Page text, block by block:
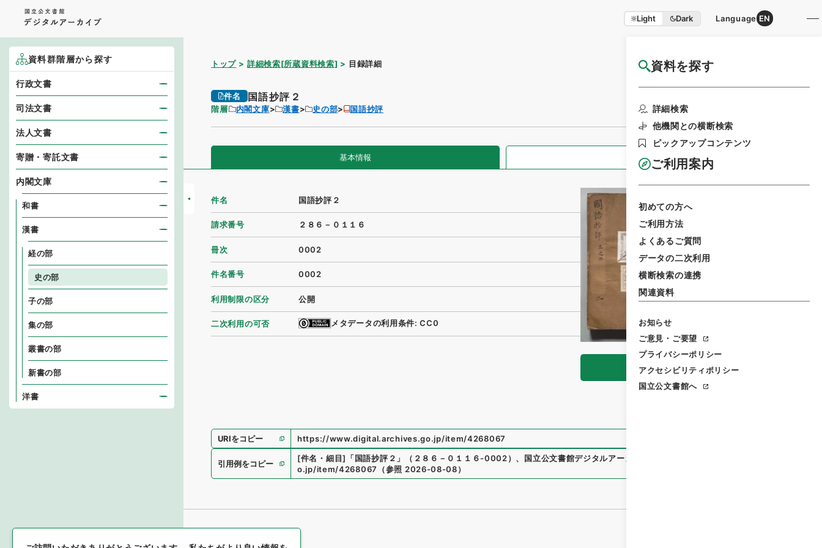
Light Dark Language EN
資料を探す
詳細検索
他機関との横断検索
ピックアップコンテンツ
ご利用案内
初めての方へ
ご利用方法
よくあるご質問
データの二次利用
横断検索の連携
関連資料
お知らせ
ご意見・ご要望
プライバシーポリシー
アクセシビリティポリシー
国立公文書館へ
トップ 詳細検索[所蔵資料検索] 目録詳細 国立公文書館HP利用案内
件名 国語抄評２
階層 内閣文庫 漢書 史の部 国語抄評
基本情報 全ての情報
閲覧
件名 国語抄評２
請求番号 ２８６－０１１６
冊次 0002
件名番号 0002
利用制限の区分 公開
二次利用の可否 メタデータの利用条件: CC0
URIをコピー https://www.digital.archives.go.jp/item/4268067
引用例をコピー
[件名・細目] 「国語抄評２ 」 （ ２８６－０１１６-0002） 、 国立公文書館デジタルアーカイブ
o.jp/item/4268067
（参照 2026-08-08）
資料群階層から探す
行政文書
司法文書
法人文書
寄贈・寄託文書
内閣文庫
和書
漢書
経の部
史の部
子の部
集の部
叢書の部
新書の部
洋書